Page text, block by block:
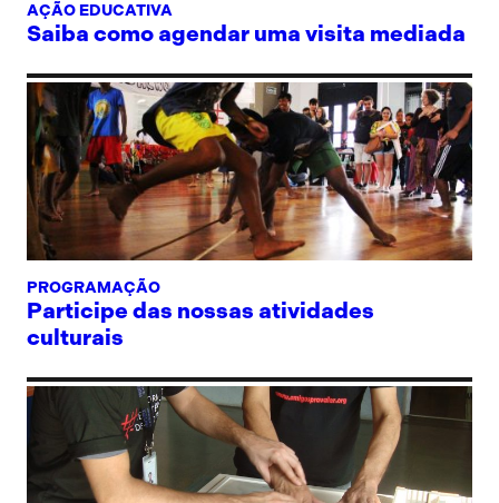
AÇÃO EDUCATIVA
Saiba como agendar uma visita mediada
PROGRAMAÇÃO
Participe das nossas atividades
culturais